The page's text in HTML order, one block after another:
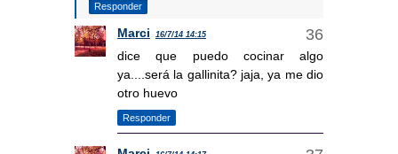
Responder
Marci 16/7/14 14:15
dice que puedo cocinar algo
ya....será la gallinita? jaja, ya me dio
otro huevo
Responder